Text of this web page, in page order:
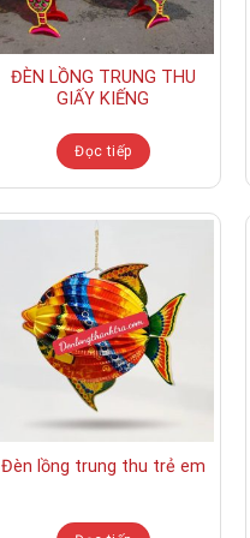
ĐÈN LỒNG TRUNG THU
GIẤY KIẾNG
Đọc tiếp
Đèn lồng trung thu trẻ em